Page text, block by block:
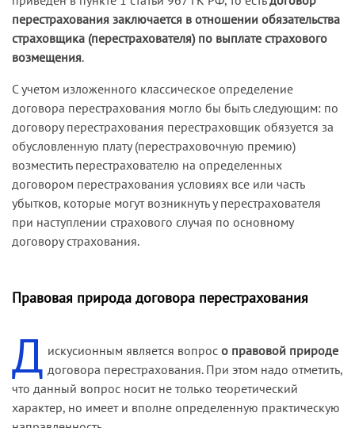
перестрахования заключается в отношении обязательства
страховщика (перестрахователя) по выплате страхового
возмещения.
С учетом изложенного классическое определение
договора перестрахования могло бы быть следующим: по
договору перестрахования перестраховщик обязуется за
обусловленную плату (перестраховочную премию)
возместить перестрахователю на определенных
договором перестрахования условиях все или часть
убытков, которые могут возникнуть у перестрахователя
при наступлении страхового случая по основному
договору страхования.
Правовая природа договора перестрахования
Д искусионным является вопрос о правовой природе
договора перестрахования. При этом надо отметить,
что данный вопрос носит не только теоретический
характер, но имеет и вполне определенную практическую